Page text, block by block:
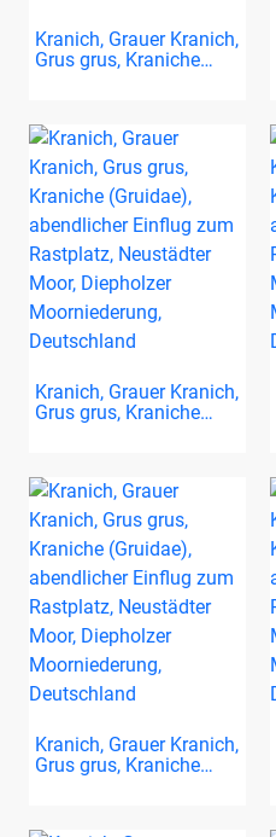
Kranich, Grauer Kranich,
Grus grus, Kraniche…
Kranich, Grauer Kranich,
Grus grus, Kraniche…
Kranich, Grauer Kranich,
Grus grus, Kraniche…